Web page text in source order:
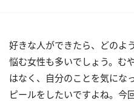
好きな人ができたら、どのよ
悩む女性も多いでしょう。む
はなく、自分のことを気にな
ピールをしたいですよね。今